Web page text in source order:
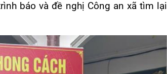
báo và đề nghị Công an xã tìm lại